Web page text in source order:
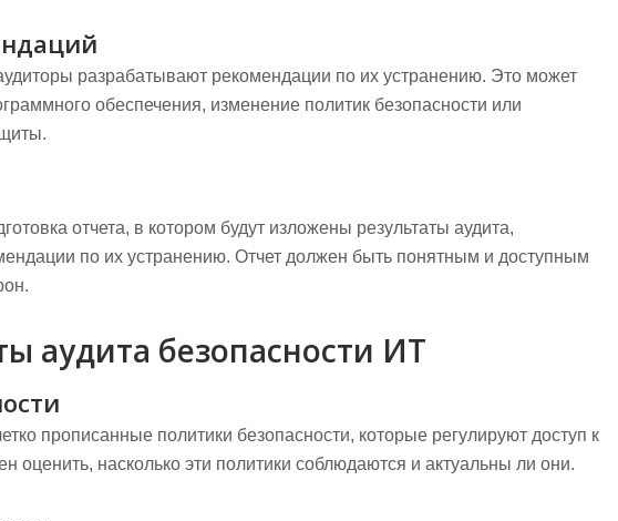
разрабатывают рекомендации по их устранению. Это может
обеспечения, изменение политик безопасности или
отчета, в котором будут изложены результаты аудита,
по их устранению. Отчет должен быть понятным и доступным
аудита безопасности ИТ
прописанные политики безопасности, которые регулируют доступ к
оценить, насколько эти политики соблюдаются и актуальны ли они.